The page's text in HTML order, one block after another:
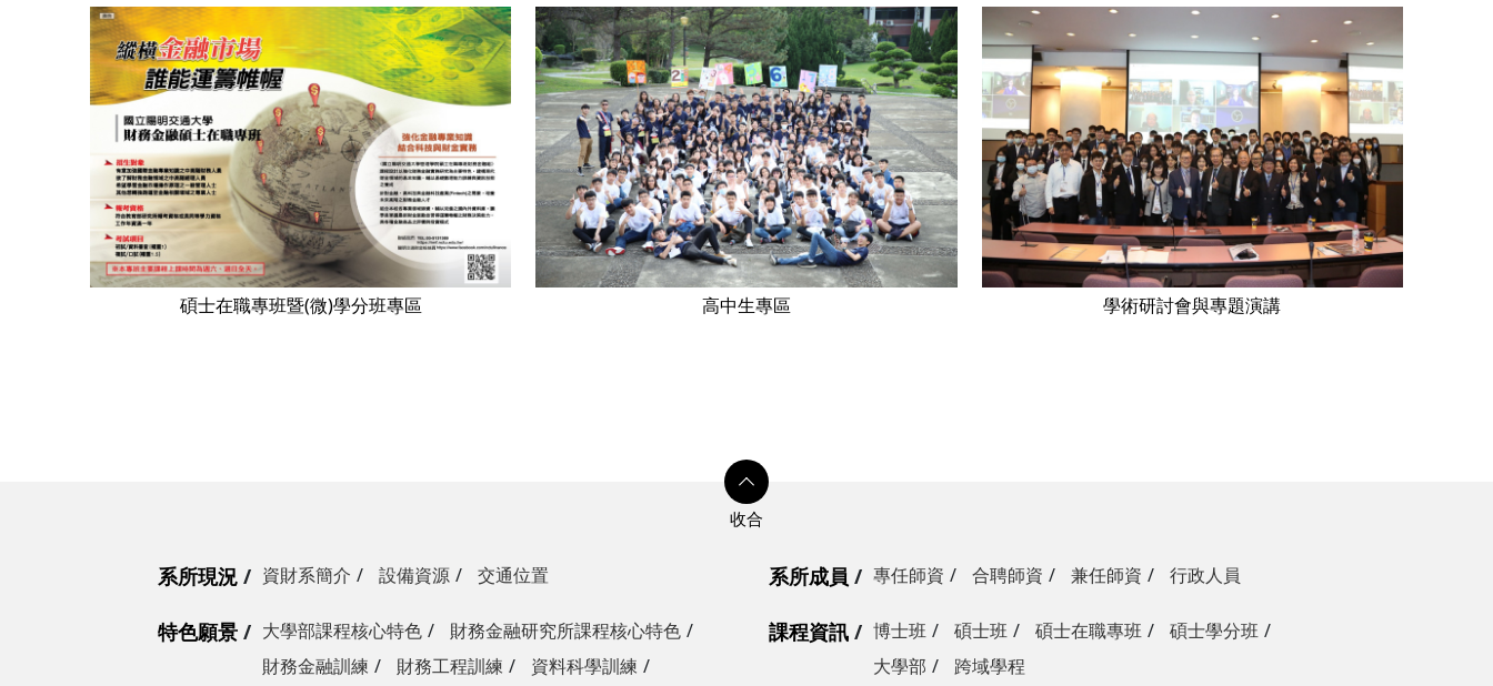
碩士在職專班暨(微)學分班專區 高中生專區 學術研討會與專題演講
系所現況 資財系簡介 設備資源 交通位置 系所成員 專任師資 合聘師資 兼任師資 行政人員
特色願景 大學部課程核心特色
財務金融研究所課程核心特色
財務金融訓練
財務工程訓練 資料科學訓練
課程資訊 博士班 碩士班 碩士在職專班
碩士學分班
大學部
跨域學程